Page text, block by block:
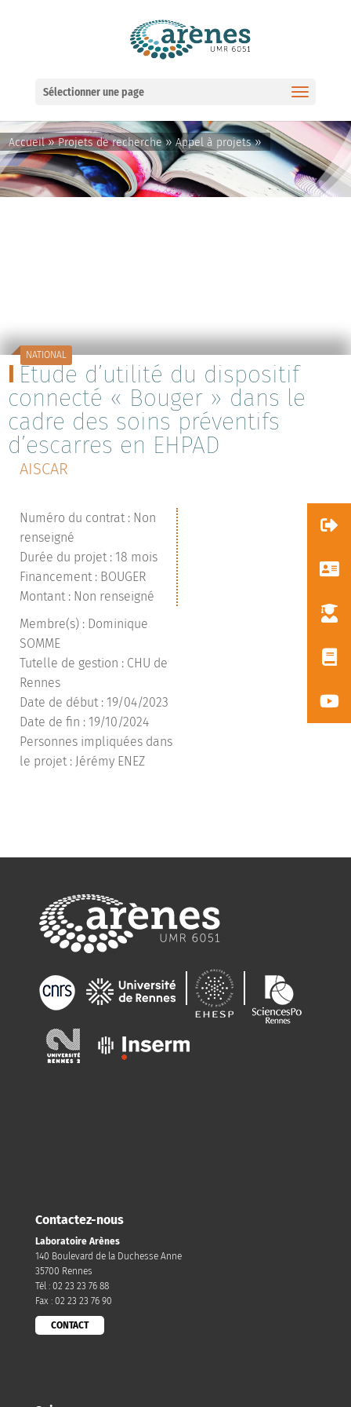
Sélectionner une page
Accueil»Projets de recherche»Appel à projets»
NATIONAL
Étude d’utilité du dispositif
connecté « Bouger » dans le
cadre des soins préventifs
d’escarres en EHPAD
AISCAR
Numéro du contrat : Non
renseigné
Durée du projet : 18 mois
Financement : BOUGER
Montant : Non renseigné
Membre(s) : Dominique
SOMME
Tutelle de gestion : CHU de
Rennes
Date de début : 19/04/2023
Date de fin : 19/10/2024
Personnes impliquées dans
le projet : Jérémy ENEZ
Contactez-nous
Laboratoire Arènes
140 Boulevard de la Duchesse Anne
35700 Rennes
Tél : 02 23 23 76 88
Fax : 02 23 23 76 90
CONTACT